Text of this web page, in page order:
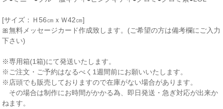
[サイズ：Ｈ56㎝ｘＷ42㎝]
🎀無料メッセージカード作成致します。(ご希望の方は備考欄にご入力
下さい)
※専用箱(1箱)にて発送いたします。
※ご注文・ご予約はなるべく1週間前にお願いいたします。
※店頭でも販売しておりますので在庫がない場合があります。
その場合は制作にお時間がかかる為、即日発送・急ぎ対応が出来か
ねます。